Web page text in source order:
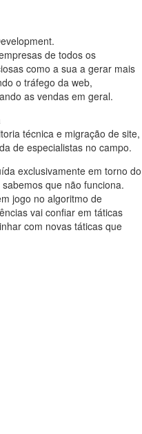
de todos os
como a sua a gerar mais
o tráfego da web,
as vendas em geral.
técnica e migração de site,
de especialistas no campo.
exclusivamente em torno do
que não funciona.
jogo no algoritmo de
vai confiar em táticas
com novas táticas que